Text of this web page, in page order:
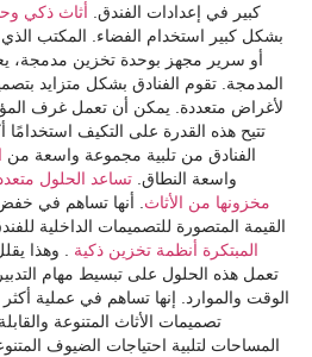
كبير في إعدادات الفندق. أثاث ذكي
بشكل كبير استخدام الفضاء. المكتب الذي
أو سرير مجهز بوحدة تخزين مدمجة،
المدمجة. تقوم الفنادق بشكل متزايد
لأغراض متعددة. يمكن أن تعمل غرف
تتيح هذه القدرة على التكيف استخدامًا
الفنادق من تلبية مجموعة واسعة من
واسعة النطاق. تساعد الحلول
مخزونها من الأثاث. أنها تساهم في خفض
القيمة المتصورة للتصميمات الداخلية
المبتكرة أنظمة تخزين ذكية . وهذا
تعمل هذه الحلول على تبسيط مهام
الوقت والموارد. إنها تساهم في عملية
تصميمات الأثاث المتنوعة
المساحات لتلبية احتياجات الضيوف